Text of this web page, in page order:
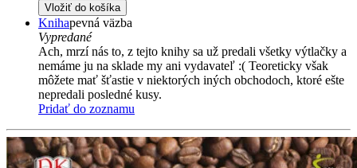
Vložiť do košíka
Knihapevná väzba
Vypredané
Ach, mrzí nás to, z tejto knihy sa už predali všetky výtlačky a
nemáme ju na sklade my ani vydavateľ :( Teoreticky však
môžete mať šťastie v niektorých iných obchodoch, ktoré ešte
nepredali posledné kusy.
Pridať do zoznamu